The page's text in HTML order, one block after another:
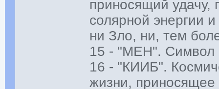
приносящий удачу,
солярной энергии
ни Зло, ни, тем
15 - "МЕН". Символ
16 - "КИИБ".
жизни, приносящее